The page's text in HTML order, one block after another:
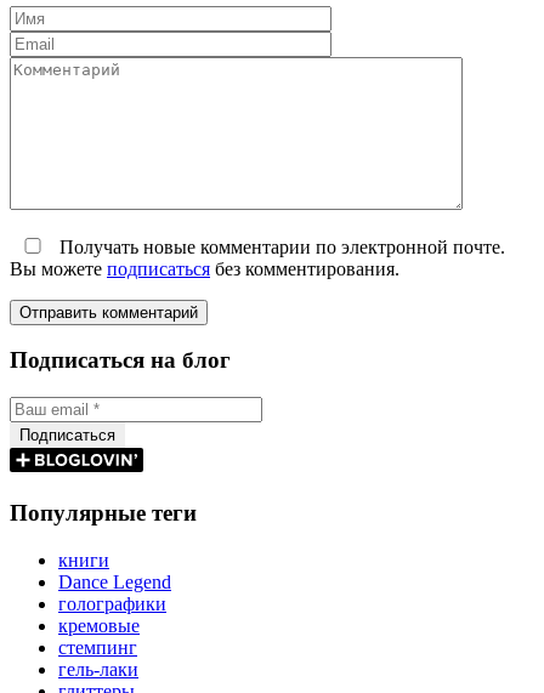
Получать новые комментарии по электронной почте.
Вы можете подписаться без комментирования.
Подписаться на блог
Популярные теги
книги
Dance Legend
голографики
кремовые
стемпинг
гель-лаки